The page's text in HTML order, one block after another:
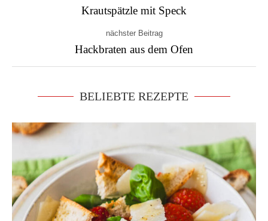
Krautspätzle mit Speck
nächster Beitrag
Hackbraten aus dem Ofen
BELIEBTE REZEPTE